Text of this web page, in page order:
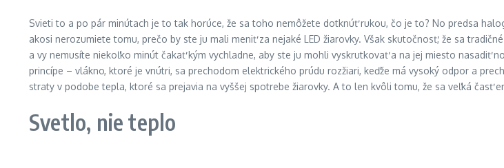
Svieti to a po pár minútach je to tak horúce, že sa toho nemôžete dotknúť rukou, čo je to? No predsa
akosi nerozumiete tomu, prečo by ste ju mali meniť za nejaké LED žiarovky. Však skutočnosť, že sa
a vy nemusíte niekoľko minút čakať kým vychladne, aby ste ju mohli vyskrutkovať a na jej miesto nasadiť
princípe – vlákno, ktoré je vnútri, sa prechodom elektrického prúdu rozžiari, keďže má vysoký odpor a
straty v podobe tepla, ktoré sa prejavia na vyššej spotrebe žiarovky. A to len kvôli tomu, že sa veľká časť
Svetlo, nie teplo